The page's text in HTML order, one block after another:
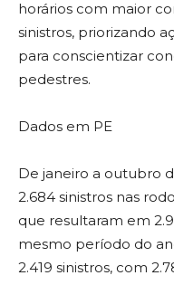
horários com maior
sinistros, priorizando
para conscientizar
pedestres.
Dados em PE
De janeiro a outubro
2.684 sinistros nas
que resultaram em
mesmo período do
2.419 sinistros, com